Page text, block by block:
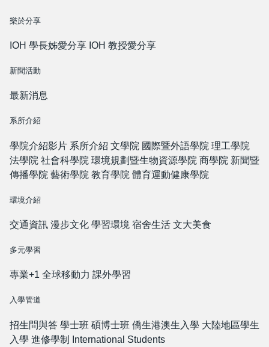
樂於分享
IOH 學長姊愛分享 IOH 教授愛分享
新聞活動
最新消息
系所介紹
學院介紹影片 系所介紹 文學院 國際暨外語學院 理工學院
法學院 社會科學院 環境規劃暨生物資源學院 商學院 新聞暨
傳播學院 藝術學院 教育學院 體育運動健康學院
環境介紹
交通資訊 漫步文化 學習環境 宿舍生活 文大美食
多元學習
專業+1 全球移動力 課外學習
入學管道
招生問與答 學士班 碩博士班 僑生港澳生入學 大陸地區學生
入學 進修學制 International Students